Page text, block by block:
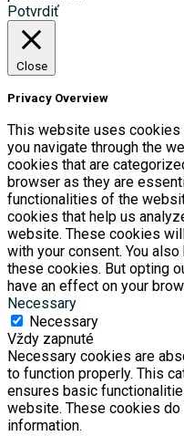
Potvrdiť
Close
Privacy Overview
This website uses
you navigate through the
cookies that are
browser as they are
functionalities of the
cookies that help us
website. These cookies
with your consent. You
these cookies. But opting
have an effect on your
Necessary
Necessary
Vždy zapnuté
Necessary cookies are
to function properly. This
ensures basic
website. These cookies
information.